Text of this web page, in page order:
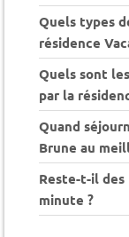
Quels types
résidence
Quels sont
par la
Quand
Brune au
Reste-t-il
minute ?